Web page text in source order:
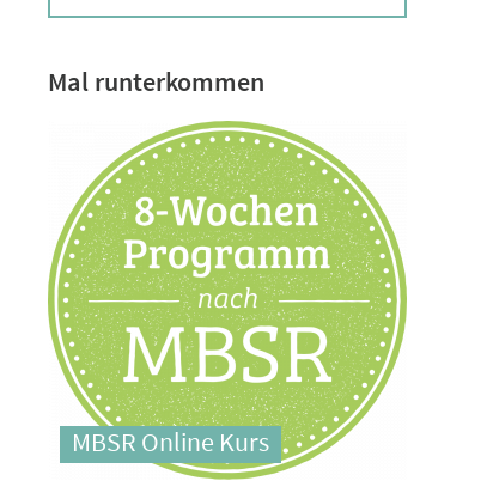
Mal runterkommen
MBSR Online Kurs